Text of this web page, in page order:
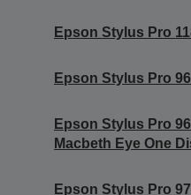
Epson Stylus Pro
Epson Stylus Pro
Epson Stylus Pro
Macbeth Eye One
Epson Stylus Pro